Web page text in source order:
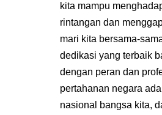
kita mampu
rintangan dan
mari kita bersama-
dedikasi yang terbaik
dengan peran dan
pertahanan negara
nasional bangsa kita,